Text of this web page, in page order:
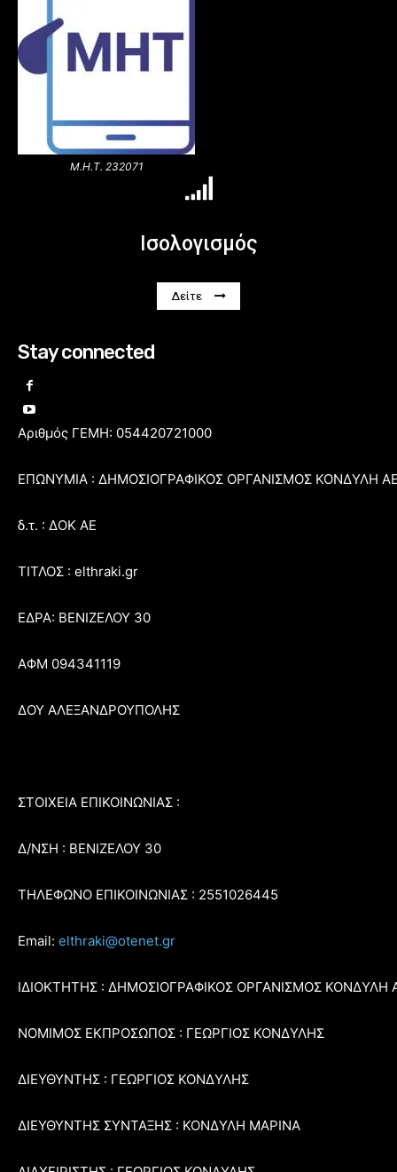
Μ.Η.Τ. 232071
Ισολογισμός
Δείτε
Stay connected
Αριθμός ΓΕΜΗ: 054420721000
ΕΠΩΝΥΜΙΑ : ΔΗΜΟΣΙΟΓΡΑΦΙΚΟΣ ΟΡΓΑΝΙΣΜΟΣ ΚΟΝΔΥΛΗ
δ.τ. : ΔΟΚ ΑΕ
ΤΙΤΛΟΣ : elthraki.gr
ΕΔΡΑ: ΒΕΝΙΖΕΛΟΥ 30
ΑΦΜ 094341119
ΔΟΥ ΑΛΕΞΑΝΔΡΟΥΠΟΛΗΣ
ΣΤΟΙΧΕΙΑ ΕΠΙΚΟΙΝΩΝΙΑΣ :
Δ/ΝΣΗ : ΒΕΝΙΖΕΛΟΥ 30
ΤΗΛΕΦΩΝΟ ΕΠΙΚΟΙΝΩΝΙΑΣ : 2551026445
Email: elthraki@otenet.gr
ΙΔΙΟΚΤΗΤΗΣ : ΔΗΜΟΣΙΟΓΡΑΦΙΚΟΣ ΟΡΓΑΝΙΣΜΟΣ ΚΟΝΔΥΛΗ
ΝΟΜΙΜΟΣ ΕΚΠΡΟΣΩΠΟΣ : ΓΕΩΡΓΙΟΣ ΚΟΝΔΥΛΗΣ
ΔΙΕΥΘΥΝΤΗΣ : ΓΕΩΡΓΙΟΣ ΚΟΝΔΥΛΗΣ
ΔΙΕΥΘΥΝΤΗΣ ΣΥΝΤΑΞΗΣ : ΚΟΝΔΥΛΗ ΜΑΡΙΝΑ